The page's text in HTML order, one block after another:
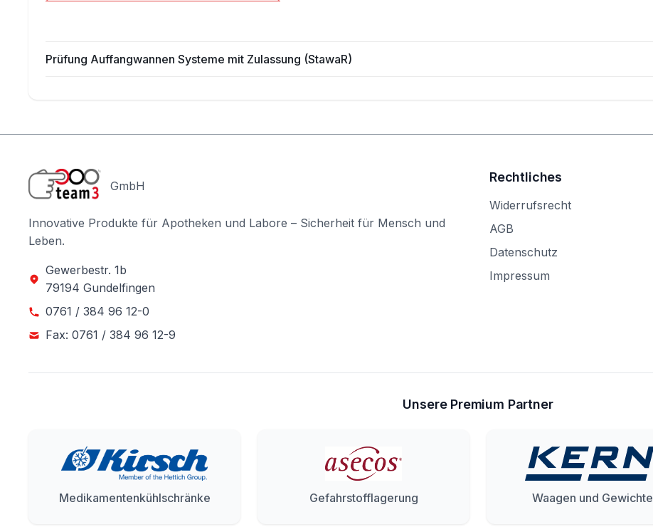
Prüfung Auffangwannen Systeme mit Zulassung (StawaR)
GmbH
Innovative Produkte für Apotheken und Labore – Sicherheit für Mensch und
Leben.
Gewerbestr. 1b
79194 Gundelfingen
0761 / 384 96 12-0
Fax: 0761 / 384 96 12-9
Rechtliches
Widerrufsrecht
AGB
Datenschutz
Impressum
Unsere Premium Partner
Medikamentenkühlschränke Gefahrstofflagerung Waagen und Gewichte